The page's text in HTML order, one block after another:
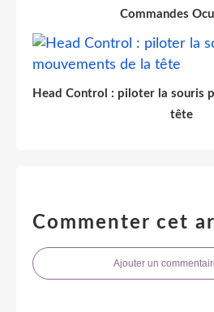
Commandes
Head Control : piloter la souris
tête
Commenter cet
Ajouter un